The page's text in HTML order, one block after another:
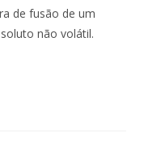
de fusão de um
não volátil.